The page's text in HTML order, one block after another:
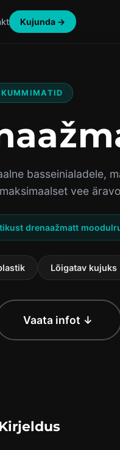
Kujunda →
basseinialadele,
vee
drenaažmatt
Lõigatav kujuks
Vaata infot ↓